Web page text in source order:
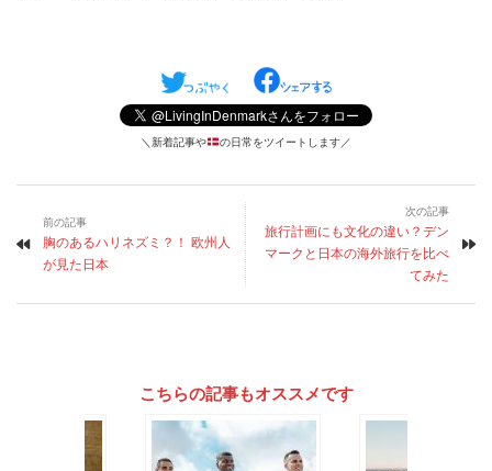
＼新着記事や の日常をツイートします／
前の記事
胸のあるハリネズミ？！ 欧州人
が見た日本
次の記事
旅行計画にも文化の違い？デン
マークと日本の海外旅行を比べ
てみた
こちらの記事もオススメです